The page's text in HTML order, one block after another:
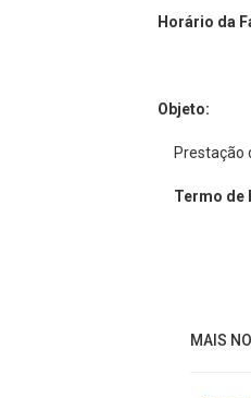
Horário da
Objeto:
Prestação
Termo de
MAIS